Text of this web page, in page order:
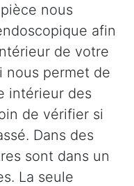
nous
afin
de votre
nous permet de
intérieur des
de vérifier si
Dans des
sont dans un
La seule